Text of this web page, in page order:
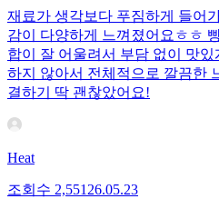
재료가 생각보다 푸짐하게 들어
감이 다양하게 느껴졌어요ㅎㅎ
합이 잘 어울려서 부담 없이 맛
하지 않아서 전체적으로 깔끔한
결하기 딱 괜찮았어요!
Heat
조회수 2,551 26.05.23